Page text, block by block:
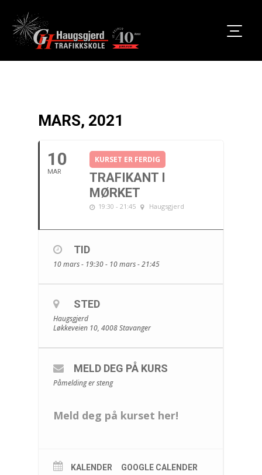
MARS, 2021
10
MAR
KURSET ER FERDIG
TRAFIKANT I
MØRKET
19:30 - 21:45 Haugsgjerd
TID
10 mars - 19:30 - 10 mars - 21:45
STED
Haugsgjerd
Løkkeveien 10, 4008 Stavanger
MELD DEG PÅ KURS
Påmelding er steng
Meld deg på kurset her!
KALENDER GOOGLE CALENDER